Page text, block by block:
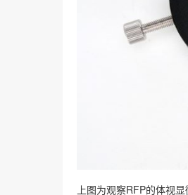
上图为观察RFP的体视